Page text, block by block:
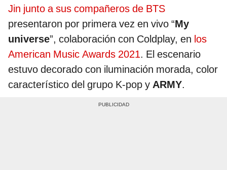
Jin junto a sus compañeros de BTS
presentaron por primera vez en vivo “My
universe”, colaboración con Coldplay, en los
American Music Awards 2021. El escenario
estuvo decorado con iluminación morada, color
característico del grupo K-pop y ARMY.